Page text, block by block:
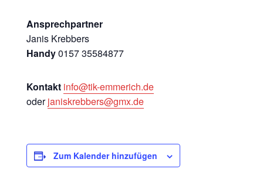
Ansprechpartner
Janis Krebbers
Handy0157 35584877
Kontakt info@tik-emmerich.de
oderjaniskrebbers@gmx.de
Zum Kalender hinzufügen